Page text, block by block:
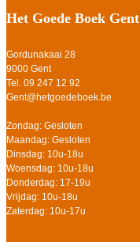
Het Goede Boek Gent
Gordunakaai 28
9000 Gent
Tel. 09 247 12 92
Gent@hetgoedeboek.be
Zondag: Gesloten
Maandag: Gesloten
Dinsdag: 10u-18u
Woensdag: 10u-18u
Donderdag: 17-19u
Vrijdag: 10u-18u
Zaterdag: 10u-17u